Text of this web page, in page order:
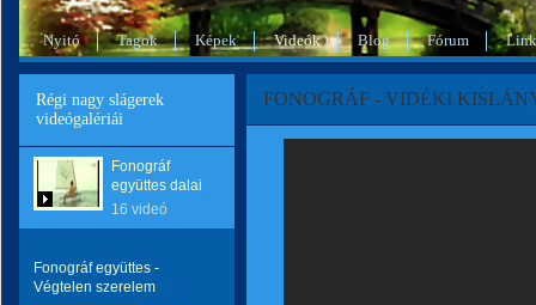
Nyitó Tagok Képek Videók Blog Fórum
Régi nagy slágerek
videógalériái
Fonográf
együttes dalai
16 videó
Fonográf együttes -
Végtelen szerelem
FONOGRÁF - VIDÉKI